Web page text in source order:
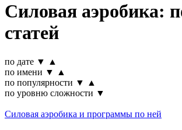
Силовая аэробика:
статей
по дате ▼
▲
по имени ▼
▲
по популярности ▼
▲
по уровню сложности ▼
Силовая аэробика и программы по ней